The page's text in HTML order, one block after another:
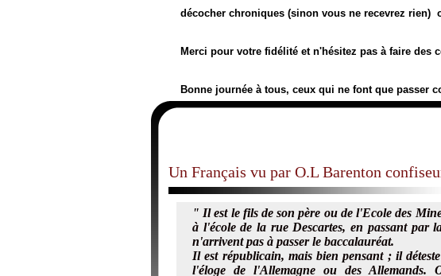
décocher chroniques (sinon vous ne recevrez rien)
Merci pour votre fidélité et n'hésitez pas à faire des
Bonne journée à tous, ceux qui ne font que passer
Un Français vu par O.L Barenton
" Il est le fils de son père ou de l'Ecole des
à l'école de la rue Descartes, en passant par
n'arrivent pas à passer le baccalauréat.
Il est républicain, mais bien pensant ; il
l'éloge de l'Allemagne ou des